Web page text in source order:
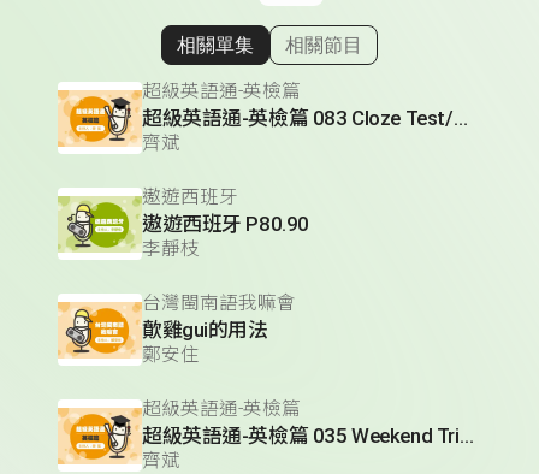
顯示相關單集
相關單集 相關節目
超級英語通-英檢篇
超級英語通-英檢篇 083 Cloze Test/段落填空-13
齊斌
遨遊西班牙
遨遊西班牙 P80.90
李靜枝
台灣閩南語我嘛會
歕雞gui的用法
鄭安住
超級英語通-英檢篇
超級英語通-英檢篇 035 Weekend Trip- 週末旅遊
齊斌